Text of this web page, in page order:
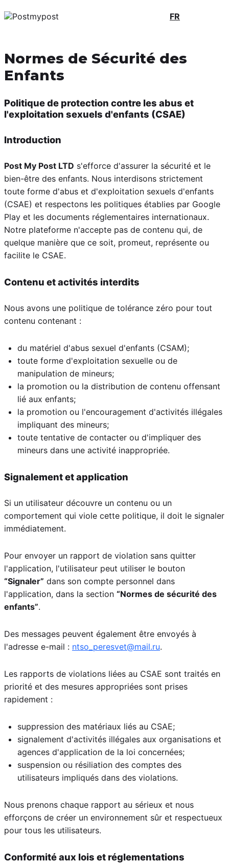
FR
Normes de Sécurité des
Enfants
Politique de protection contre les abus et
l'exploitation sexuels d'enfants (CSAE)
Introduction
Post My Post LTD s'efforce d'assurer la sécurité et le
bien-être des enfants. Nous interdisons strictement
toute forme d'abus et d'exploitation sexuels d'enfants
(CSAE) et respectons les politiques établies par Google
Play et les documents réglementaires internationaux.
Notre plateforme n'accepte pas de contenu qui, de
quelque manière que ce soit, promeut, représente ou
facilite le CSAE.
Contenu et activités interdits
Nous avons une politique de tolérance zéro pour tout
contenu contenant :
du matériel d'abus sexuel d'enfants (CSAM);
toute forme d'exploitation sexuelle ou de
manipulation de mineurs;
la promotion ou la distribution de contenu offensant
lié aux enfants;
la promotion ou l'encouragement d'activités illégales
impliquant des mineurs;
toute tentative de contacter ou d'impliquer des
mineurs dans une activité inappropriée.
Signalement et application
Si un utilisateur découvre un contenu ou un
comportement qui viole cette politique, il doit le signaler
immédiatement.
Pour envoyer un rapport de violation sans quitter
l'application, l'utilisateur peut utiliser le bouton
“Signaler” dans son compte personnel dans
l'application, dans la section “Normes de sécurité des
enfants”.
Des messages peuvent également être envoyés à
l'adresse e-mail : ntso_peresvet@mail.ru.
Les rapports de violations liées au CSAE sont traités en
priorité et des mesures appropriées sont prises
rapidement :
suppression des matériaux liés au CSAE;
signalement d'activités illégales aux organisations et
agences d'application de la loi concernées;
suspension ou résiliation des comptes des
utilisateurs impliqués dans des violations.
Nous prenons chaque rapport au sérieux et nous
efforçons de créer un environnement sûr et respectueux
pour tous les utilisateurs.
Conformité aux lois et réglementations